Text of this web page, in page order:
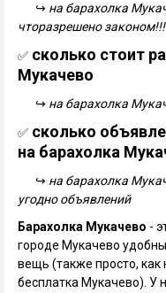
↪ на барахолка
чторазрешено законом!!!
✅ сколько стоит
Мукачево
↪ на барахолка
✅ сколько
на барахолка
↪ на барахолка
угодно объявлений
Барахолка Мукачево -
городе Мукачево
вещь (также просто, как
бесплатка Мукачево). У